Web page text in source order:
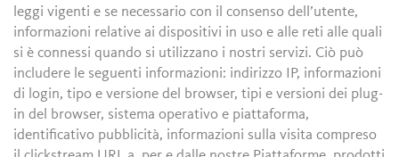
leggi vigenti e se necessario con il consenso dell’utente,
informazioni relative ai dispositivi in uso e alle reti alle quali
si è connessi quando si utilizzano i nostri servizi. Ciò può
includere le seguenti informazioni: indirizzo IP, informazioni
di login, tipo e versione del browser, tipi e versioni dei plug-
in del browser, sistema operativo e piattaforma,
identificativo pubblicità, informazioni sulla visita compreso